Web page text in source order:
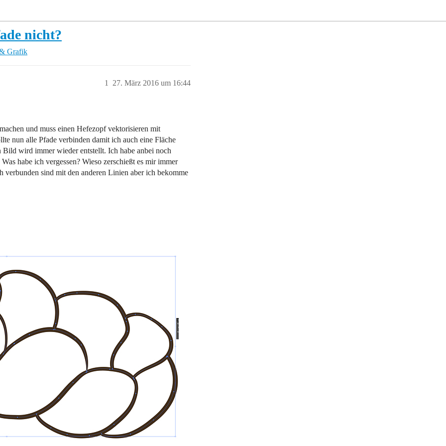
nicht?
Grafik
27. März 2016 um 16:44
1
und muss einen Hefezopf vektorisieren mit
nun alle Pfade verbinden damit ich auch eine Fläche
wird immer wieder entstellt. Ich habe anbei noch
habe ich vergessen? Wieso zerschießt es mir immer
sind mit den anderen Linien aber ich bekomme